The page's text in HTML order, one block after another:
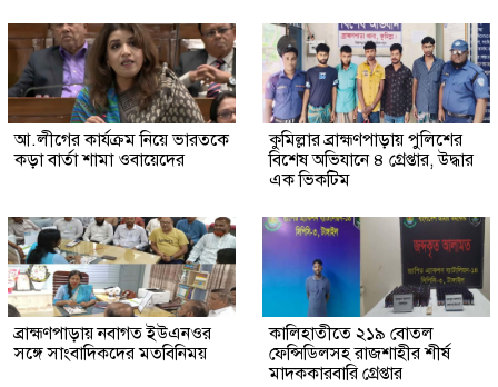
আ.লীগের কার্যক্রম নিয়ে ভারতকে
কড়া বার্তা শামা ওবায়েদের
কুমিল্লার ব্রাহ্মণপাড়ায় পুলিশের
বিশেষ অভিযানে ৪ গ্রেপ্তার, উদ্ধার
এক ভিকটিম
ব্রাহ্মণপাড়ায় নবাগত ইউএনওর
সঙ্গে সাংবাদিকদের মতবিনিময়
কালিহাতীতে ২১৯ বোতল
ফেন্সিডিলসহ রাজশাহীর শীর্ষ
মাদককারবারি গ্রেপ্তার